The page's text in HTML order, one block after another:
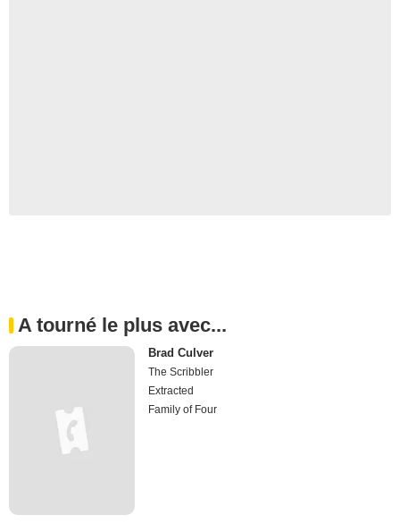
A tourné le plus avec...
Brad Culver
The Scribbler
Extracted
Family of Four